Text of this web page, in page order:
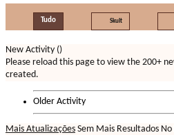
Tudo Skult
New Activity ()
Please reload this page to view the 200+
created.
Older Activity
Mais Atualizações Sem Mais Resultados